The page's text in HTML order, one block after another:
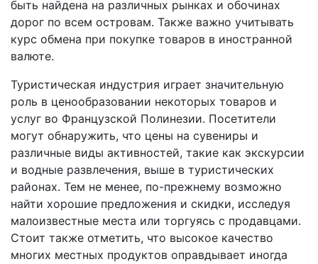
быть найдена на различных рынках и обочинах
дорог по всем островам. Также важно учитывать
курс обмена при покупке товаров в иностранной
валюте.
Туристическая индустрия играет значительную
роль в ценообразовании некоторых товаров и
услуг во Французской Полинезии. Посетители
могут обнаружить, что цены на сувениры и
различные виды активностей, такие как экскурсии
и водные развлечения, выше в туристических
районах. Тем не менее, по-прежнему возможно
найти хорошие предложения и скидки, исследуя
малоизвестные места или торгуясь с продавцами.
Стоит также отметить, что высокое качество
многих местных продуктов оправдывает иногда